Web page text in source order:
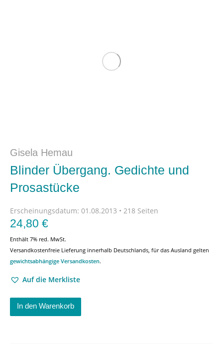
Gisela Hemau
Blinder Übergang. Gedichte und
Prosastücke
Erscheinungsdatum: 01.08.2013 • 218 Seiten
24,80 €
Enthält 7% red. MwSt.
Versandkostenfreie Lieferung innerhalb Deutschlands, für das Ausland gelten
gewichtsabhängige Versandkosten.
Auf die Merkliste
In den Warenkorb